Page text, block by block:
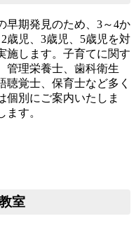
早期発見のため、3～4か
歳児、3歳児、5歳児を対
施します。子育てに関す
管理栄養士、歯科衛生
覚士、保育士など多く
個別にご案内いたしま
す。
室